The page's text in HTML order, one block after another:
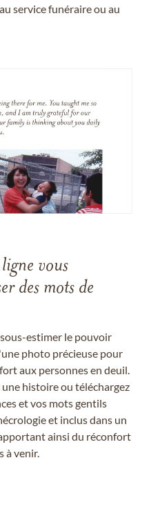
service funéraire ou au
vous
des mots de
estimer le pouvoir
photo précieuse pour
aux personnes en deuil.
histoire ou téléchargez
et vos mots gentils
et inclus dans un
ainsi du réconfort
à venir.